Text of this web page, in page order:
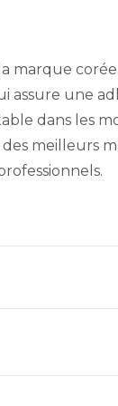
marque
assure une
dans les
meilleurs